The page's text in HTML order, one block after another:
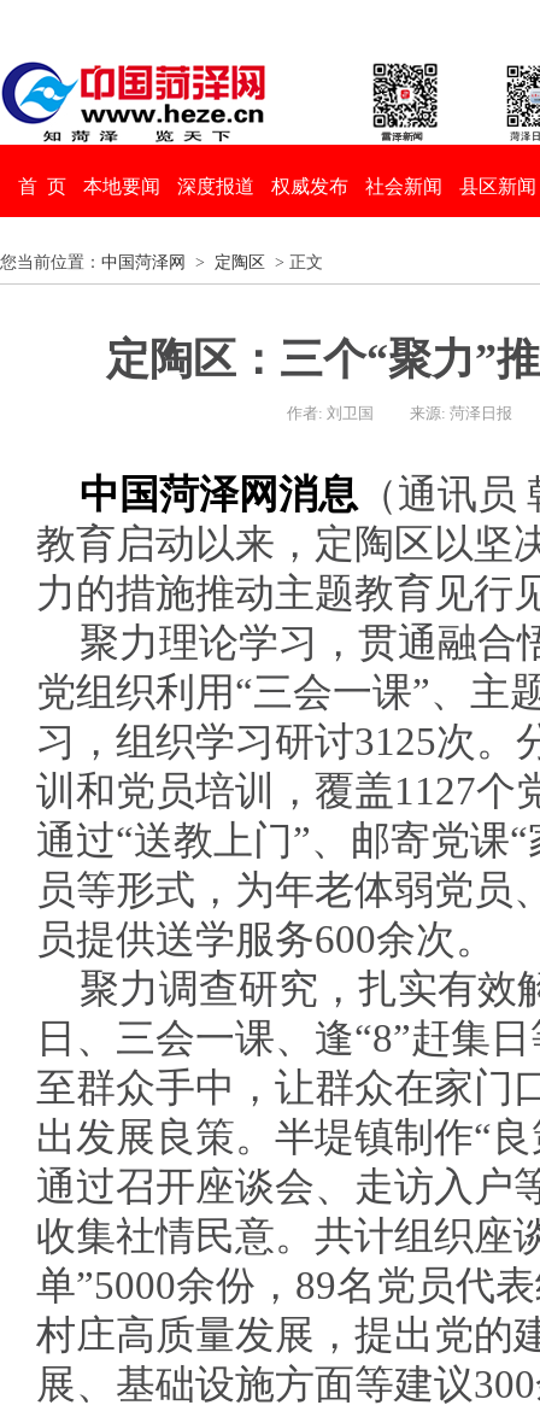
首 页 本地要闻 深度报道 权威发布 社会新闻 县区新闻
您当前位置： 中国菏泽网 > 定陶区 > 正文
定陶区：三个“聚力”
作者: 刘卫国 来源: 菏泽日报
中国菏泽网消息 （通讯
教育启动以来，定陶区以坚
力的措施推动主题教育见行
聚力理论学习，贯通融合
党组织利用“三会一课”、主
习，组织学习研讨3125次。
训和党员培训，覆盖1127个
通过“送教上门”、邮寄党课
员等形式，为年老体弱党员
员提供送学服务600余次。
聚力调查研究，扎实有效
日、三会一课、逢“8”赶集
至群众手中，让群众在家门
出发展良策。半堤镇制作“
通过召开座谈会、走访入户
收集社情民意。共计组织座
单”5000余份，89名党员代
村庄高质量发展，提出党的
展、基础设施方面等建议